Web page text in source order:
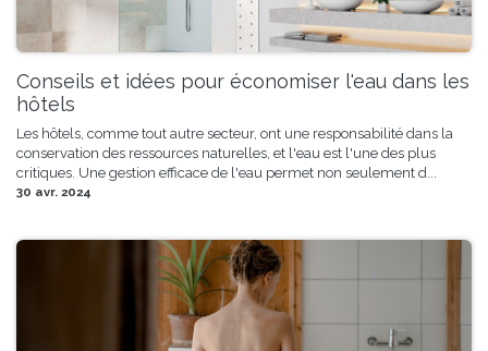
Conseils et idées pour économiser l'eau dans les
hôtels
Les hôtels, comme tout autre secteur, ont une responsabilité dans la
conservation des ressources naturelles, et l'eau est l'une des plus
critiques. Une gestion efficace de l'eau permet non seulement d...
30 avr. 2024